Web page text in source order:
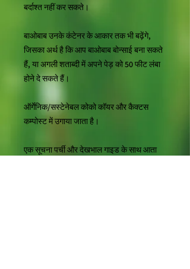
बर्दाश्त नहीं कर सकते।
बाओबाब उनके कंटेनर के आकार तक भी बढ़ेंगे,
जिसका अर्थ है कि आप बाओबाब बोन्साई बना सकते
हैं, या अगली शताब्दी में अपने पेड़ को 50 फीट लंबा
होने दे सकते हैं।
ऑर्गेनिक/सस्टेनेबल कोको कॉयर और कैक्टस
कम्पोस्ट में उगाया जाता है।
एक सूचना पर्ची और देखभाल गाइड के साथ आता